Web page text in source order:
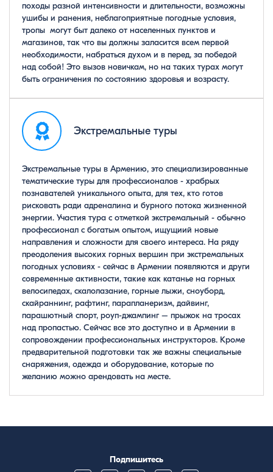
походы разной интенсивности и длительности, возможны
ушибы и ранения, неблагоприятные погодные условия,
тропы могут быт далеко от населенных пунктов и
магазинов, так что вы должны заласится всем первой
необходимости, набраться духом и в перед, за победой
над собой! Это вызов новичкам, но на таких турах могут
быть ограничения по состоянию здоровья и возрасту.
Экстремальные туры
Экстремальные туры в Армению, это специализированные
тематические туры для профессионалов - храбрых
познавателей уникального опыта, для тех, кто готов
рисковать ради адреналина и бурного потока жизненной
энергии. Участия тура с отметкой экстремальный - обычно
профессионал с богатым опытом, ищущиий новые
направления и сложности для своего интереса. На ряду
преодоления высоких горных вершин при экстремальных
погодных условиях - сейчас в Армении появляются и други
современные активности, такие как катанье на горных
велосипедах, скалолазание, горные лыжи, сноуборд,
скайраннинг, рафтинг, парапланеризм, дайвинг,
парашютный спорт, роуп-джампинг – прыжок на тросах
над пропастью. Сейчас все это доступно и в Армении в
сопровождении профессиональных инструкторов. Кроме
предварительной подготовки так же важны специальные
снаряжения, одежда и оборудование, которые по
желанию можно арендовать на месте.
Подпишитесь